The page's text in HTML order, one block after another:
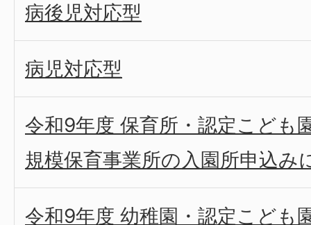
病後児対応型
病児対応型
令和9年度 保育所・認定こども
規模保育事業所の入園所申込み
令和9年度 幼稚園・認定こども